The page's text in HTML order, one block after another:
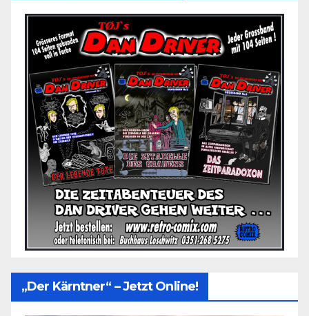
„Der Kärntner“ – Jetzt Online!